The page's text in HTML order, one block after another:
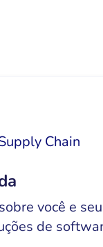
Chain
você e
de